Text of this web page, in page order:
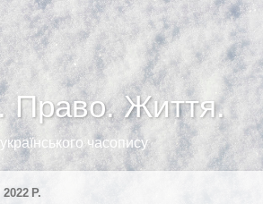
Право. Життя.
часопису
Р.